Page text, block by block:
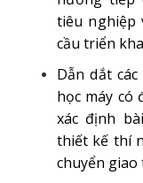
tiêu nghiệp
cầu triển
Dẫn dắt
học máy có
xác định
thiết kế thí
chuyển giao